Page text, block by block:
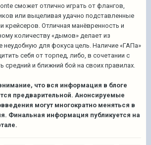
сможет отлично играть от флангов,
или выцеливая удачно подставленные
крейсеров. Отличная манёвренность и
количеству «дымов» делает из
неудобную для фокуса цель. Наличие «ГАПа»
себя от торпед, либо, в сочетании с
средний и ближний бой на своих правилах.
что вся информация в блоге
предварительной. Анонсируемые
могут многократно меняться в
Финальная информация публикуется на